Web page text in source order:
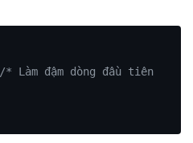
/* Làm đậm dòng đầu tiên